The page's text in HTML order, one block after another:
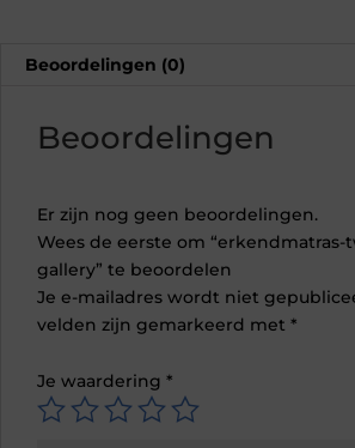
Beoordelingen (0)
Beoordelingen
Er zijn nog geen beoordelingen.
Wees de eerste om “erkendmatras-
gallery” te beoordelen
Je e-mailadres wordt niet
velden zijn gemarkeerd met *
Je waardering *